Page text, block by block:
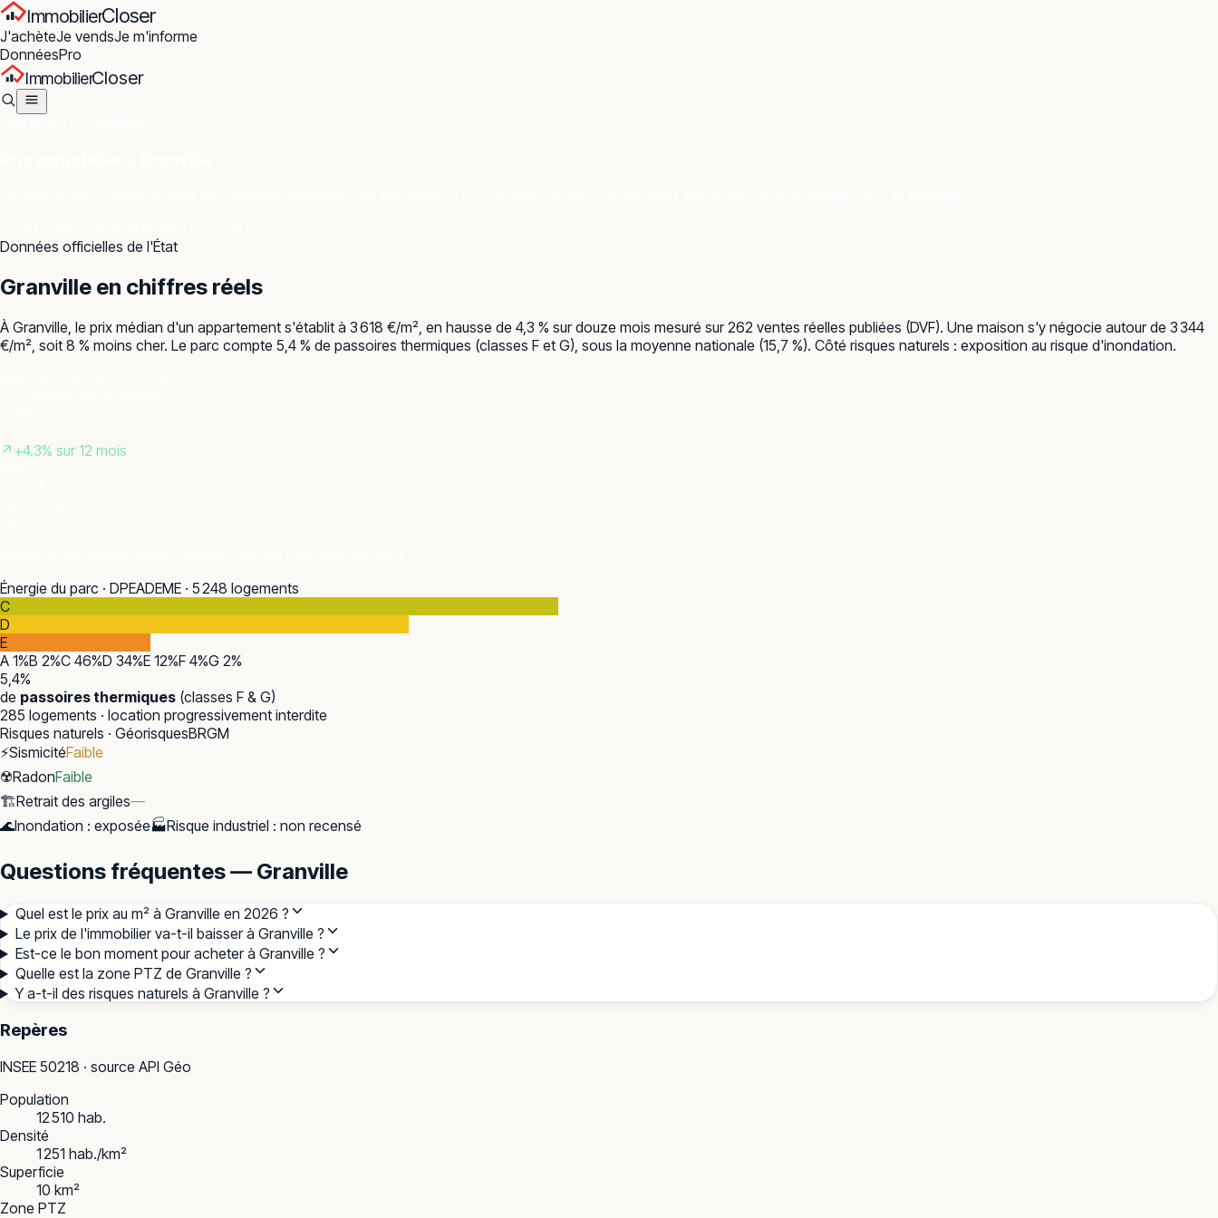
ImmobilierCloser
J'achèteJe vendsJe m'informe
DonnéesPro
ImmobilierCloser
Données officielles de l'État
Granville en chiffres réels
À Granville, le prix médian d'un appartement s'établit à 3 618 €/m², en hausse de 4,3 % sur douze mois mesuré sur 262 ventes réelles publiées (DVF). Une maison s'y négocie autour de 3 344
€/m², soit 8 % moins cher. Le parc compte 5,4 % de passoires thermiques (classes F et G), sous la moyenne nationale (15,7 %). Côté risques naturels : exposition au risque d'inondation.
↗ +4.3% sur 12 mois
Énergie du parc · DPEADEME · 5 248 logements
C
D
E
A 1%B 2%C 46%D 34%E 12%F 4%G 2%
5,4%
de passoires thermiques (classes F & G)
285 logements · location progressivement interdite
Risques naturels · GéorisquesBRGM
⚡SismicitéFaible
☢️RadonFaible
🏗️Retrait des argiles—
🌊Inondation : exposée🏭Risque industriel : non recensé
Questions fréquentes — Granville
Quel est le prix au m² à Granville en 2026 ?
Le prix de l'immobilier va-t-il baisser à Granville ?
Est-ce le bon moment pour acheter à Granville ?
Quelle est la zone PTZ de Granville ?
Y a-t-il des risques naturels à Granville ?
Repères
INSEE 50218 · source API Géo
Population
12 510 hab.
Densité
1 251 hab./km²
Superficie
10 km²
Zone PTZ